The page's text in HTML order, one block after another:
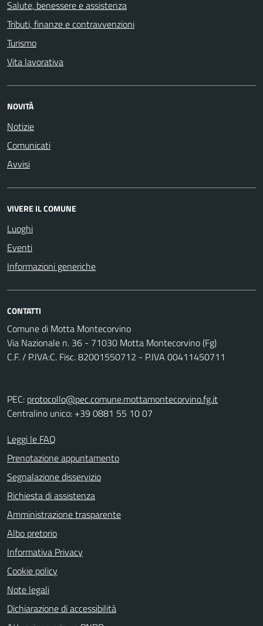
Salute, benessere e assistenza
Tributi, finanze e contravvenzioni
Turismo
Vita lavorativa
NOVITÀ
Notizie
Comunicati
Avvisi
VIVERE IL COMUNE
Luoghi
Eventi
Informazioni generiche
CONTATTI
Comune di Motta Montecorvino
Via Nazionale n. 36 - 71030 Motta Montecorvino (Fg)
C.F. / P.IVA:C. Fisc. 82001550712 - P.IVA 00411450711
PEC: protocollo@pec.comune.mottamontecorvino.fg.it
Centralino unico: +39 0881 55 10 07
Leggi le FAQ
Prenotazione appuntamento
Segnalazione disservizio
Richiesta di assistenza
Amministrazione trasparente
Albo pretorio
Informativa Privacy
Cookie policy
Note legali
Dichiarazione di accessibilità